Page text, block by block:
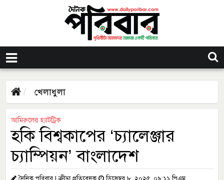
খেলাধুলা
আমিরুলের হ্যাটট্রিক
হকি বিশ্বকাপের ‘চ্যালেঞ্জার
চ্যাম্পিয়ন’ বাংলাদেশ
দৈনিক পরিবার | ক্রীড়া প্রতিবেদক ডিসেম্বর ৮, ২০২৫, ০৯:১১ পিএম